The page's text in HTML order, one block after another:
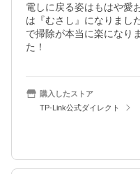
電しに戻る姿はもはや愛
は『むさし』になりまし
で掃除が本当に楽になり
た！
購入したストア
TP-Link公式ダイレクト